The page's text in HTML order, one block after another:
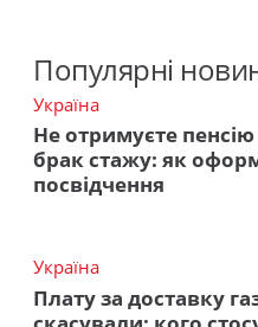
Популярні
Україна
Не отримуєте
брак стажу: як
посвідчення
Україна
Плату за доставку